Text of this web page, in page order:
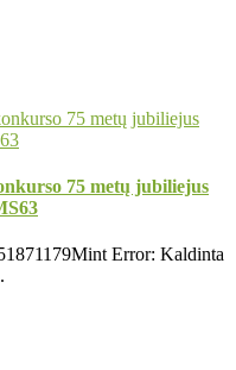
75 metų jubiliejus
Error: Kaldinta